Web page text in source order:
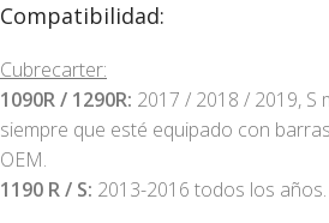
Compatibilidad:
Cubrecarter:
1090R / 1290R: 2017 / 2018 / 2019,
siempre que esté equipado con
OEM.
1190 R / S: 2013-2016 todos los años.